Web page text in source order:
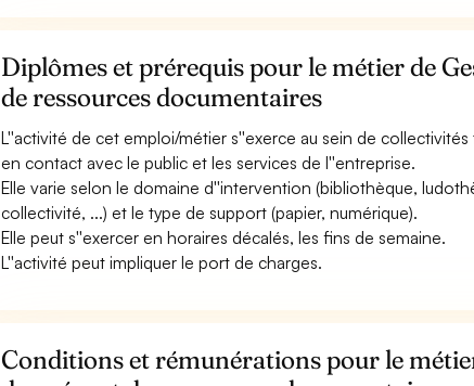
Diplômes et prérequis pour le métier de
de ressources documentaires
L''activité de cet emploi/métier s''exerce au sein de
en contact avec le public et les services de l''entreprise.
Elle varie selon le domaine d''intervention (bibliothèque,
collectivité, ...) et le type de support (papier, numérique).
Elle peut s''exercer en horaires décalés, les fins de semaine.
L''activité peut impliquer le port de charges.
Conditions et rémunérations pour le